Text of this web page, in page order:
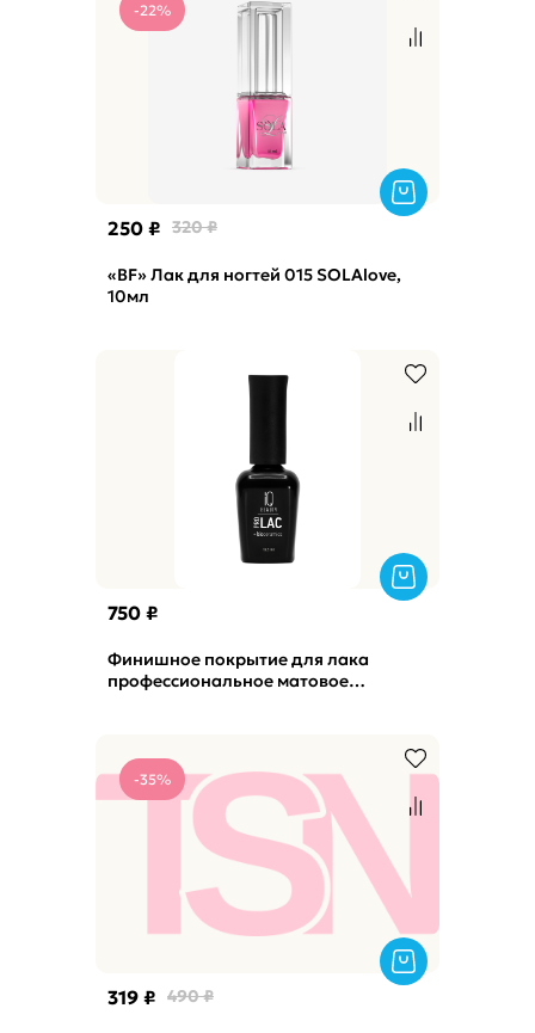
-22%
250 ₽ 320 ₽
«BF» Лак для ногтей 015 SOLAlove,
10мл
750 ₽
Финишное покрытие для лака
профессиональное матовое
-35%
319 ₽ 490 ₽